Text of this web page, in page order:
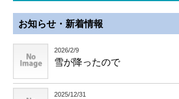
お知らせ・新着情報
2026/2/9
雪が降ったので
2025/12/31